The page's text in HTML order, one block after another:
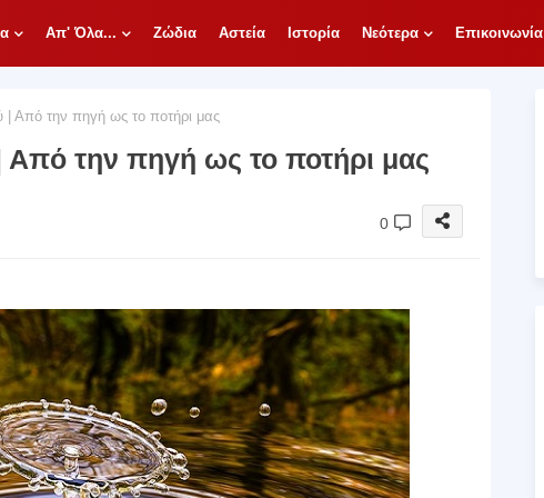
Απ' Όλα... Ζώδια Αστεία Ιστορία Νεότερα Επικοινωνία
| Από την πηγή ως το ποτήρι μας
| Από την πηγή ως το ποτήρι μας
0